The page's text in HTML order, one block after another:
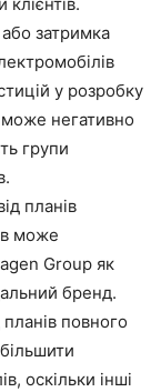
затримка
у розробку
негативно
групи
планів
може
Group як
бренд.
планів повного
оскільки інші